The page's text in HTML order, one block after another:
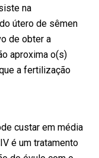
na
útero de sêmen
de obter a
aproxima o(s)
a fertilização
custar em média
é um tratamento